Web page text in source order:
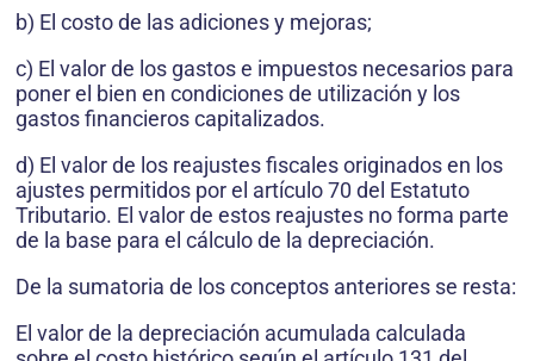
b) El costo de las adiciones y mejoras;
c) El valor de los gastos e impuestos necesarios para
poner el bien en condiciones de utilización y los
gastos financieros capitalizados.
d) El valor de los reajustes fiscales originados en los
ajustes permitidos por el artículo 70 del Estatuto
Tributario. El valor de estos reajustes no forma parte
de la base para el cálculo de la depreciación.
De la sumatoria de los conceptos anteriores se resta:
El valor de la depreciación acumulada calculada